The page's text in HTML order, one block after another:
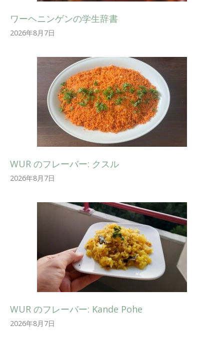
ワーヘニンゲンの学生辞書
2026年8月7日
WUR のフレーバー: クスル
2026年8月7日
WUR のフレーバー: Kande Pohe
2026年8月7日